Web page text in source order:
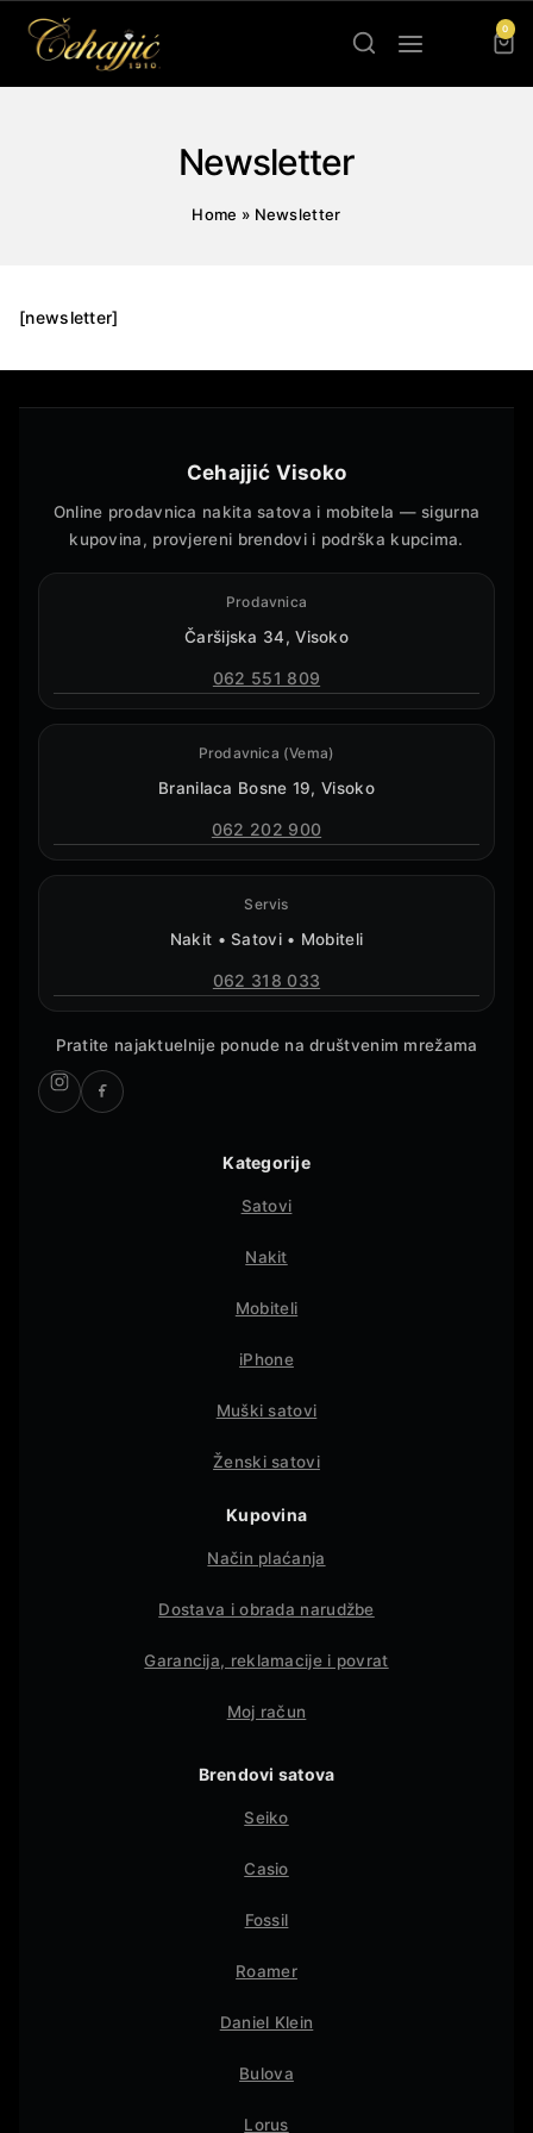
0
Newsletter
Home » Newsletter
[newsletter]
Cehajjić Visoko
Online prodavnica nakita satova i mobitela — sigurna
kupovina, provjereni brendovi i podrška kupcima.
Prodavnica
Čaršijska 34, Visoko
062 551 809
Prodavnica (Vema)
Branilaca Bosne 19, Visoko
062 202 900
Servis
Nakit • Satovi • Mobiteli
062 318 033
Pratite najaktuelnije ponude na društvenim mrežama
Kategorije
Satovi
Nakit
Mobiteli
iPhone
Muški satovi
Ženski satovi
Kupovina
Način plaćanja
Dostava i obrada narudžbe
Garancija, reklamacije i povrat
Moj račun
Brendovi satova
Seiko
Casio
Fossil
Roamer
Daniel Klein
Bulova
Lorus